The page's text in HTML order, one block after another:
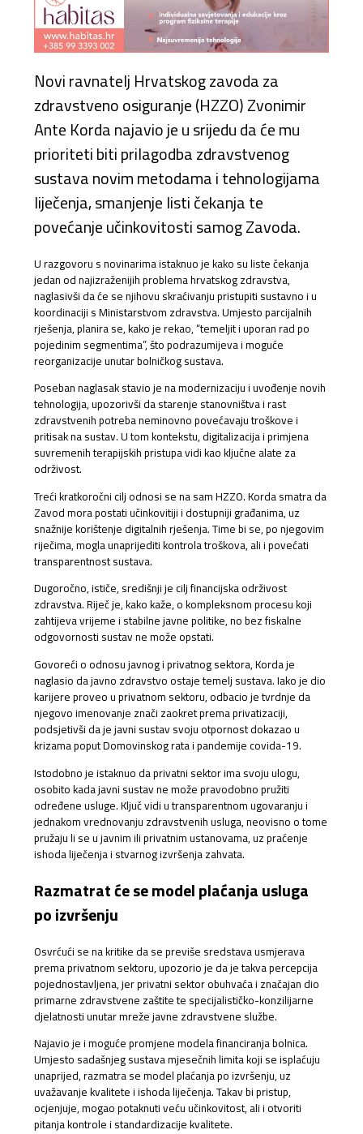
Novi ravnatelj Hrvatskog zavoda za
zdravstveno osiguranje (HZZO) Zvonimir
Ante Korda najavio je u srijedu da će mu
prioriteti biti prilagodba zdravstvenog
sustava novim metodama i tehnologijama
liječenja, smanjenje listi čekanja te
povećanje učinkovitosti samog Zavoda.
U razgovoru s novinarima istaknuo je kako su liste čekanja
jedan od najizraženijih problema hrvatskog zdravstva,
naglasivši da će se njihovu skraćivanju pristupiti sustavno i u
koordinaciji s Ministarstvom zdravstva. Umjesto parcijalnih
rješenja, planira se, kako je rekao, “temeljit i uporan rad po
pojedinim segmentima”, što podrazumijeva i moguće
reorganizacije unutar bolničkog sustava.
Poseban naglasak stavio je na modernizaciju i uvođenje novih
tehnologija, upozorivši da starenje stanovništva i rast
zdravstvenih potreba neminovno povećavaju troškove i
pritisak na sustav. U tom kontekstu, digitalizacija i primjena
suvremenih terapijskih pristupa vidi kao ključne alate za
održivost.
Treći kratkoročni cilj odnosi se na sam HZZO. Korda smatra da
Zavod mora postati učinkovitiji i dostupniji građanima, uz
snažnije korištenje digitalnih rješenja. Time bi se, po njegovim
riječima, mogla unaprijediti kontrola troškova, ali i povećati
transparentnost sustava.
Dugoročno, ističe, središnji je cilj financijska održivost
zdravstva. Riječ je, kako kaže, o kompleksnom procesu koji
zahtijeva vrijeme i stabilne javne politike, no bez fiskalne
odgovornosti sustav ne može opstati.
Govoreći o odnosu javnog i privatnog sektora, Korda je
naglasio da javno zdravstvo ostaje temelj sustava. Iako je dio
karijere proveo u privatnom sektoru, odbacio je tvrdnje da
njegovo imenovanje znači zaokret prema privatizaciji,
podsjetivši da je javni sustav svoju otpornost dokazao u
krizama poput Domovinskog rata i pandemije covida-19.
Istodobno je istaknuo da privatni sektor ima svoju ulogu,
osobito kada javni sustav ne može pravodobno pružiti
određene usluge. Ključ vidi u transparentnom ugovaranju i
jednakom vrednovanju zdravstvenih usluga, neovisno o tome
pružaju li se u javnim ili privatnim ustanovama, uz praćenje
ishoda liječenja i stvarnog izvršenja zahvata.
Razmatrat će se model plaćanja usluga
po izvršenju
Osvrćući se na kritike da se previše sredstava usmjerava
prema privatnom sektoru, upozorio je da je takva percepcija
pojednostavljena, jer privatni sektor obuhvaća i značajan dio
primarne zdravstvene zaštite te specijalističko-konzilijarne
djelatnosti unutar mreže javne zdravstvene službe.
Najavio je i moguće promjene modela financiranja bolnica.
Umjesto sadašnjeg sustava mjesečnih limita koji se isplaćuju
unaprijed, razmatra se model plaćanja po izvršenju, uz
uvažavanje kvalitete i ishoda liječenja. Takav bi pristup,
ocjenjuje, mogao potaknuti veću učinkovitost, ali i otvoriti
pitanja kontrole i standardizacije kvalitete.